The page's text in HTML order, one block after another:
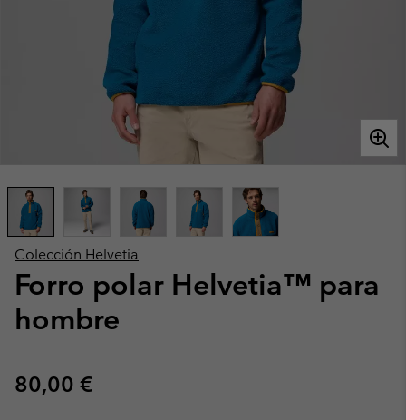
Colección Helvetia
Forro polar Helvetia™ para
hombre
Regular price:
80,00 €